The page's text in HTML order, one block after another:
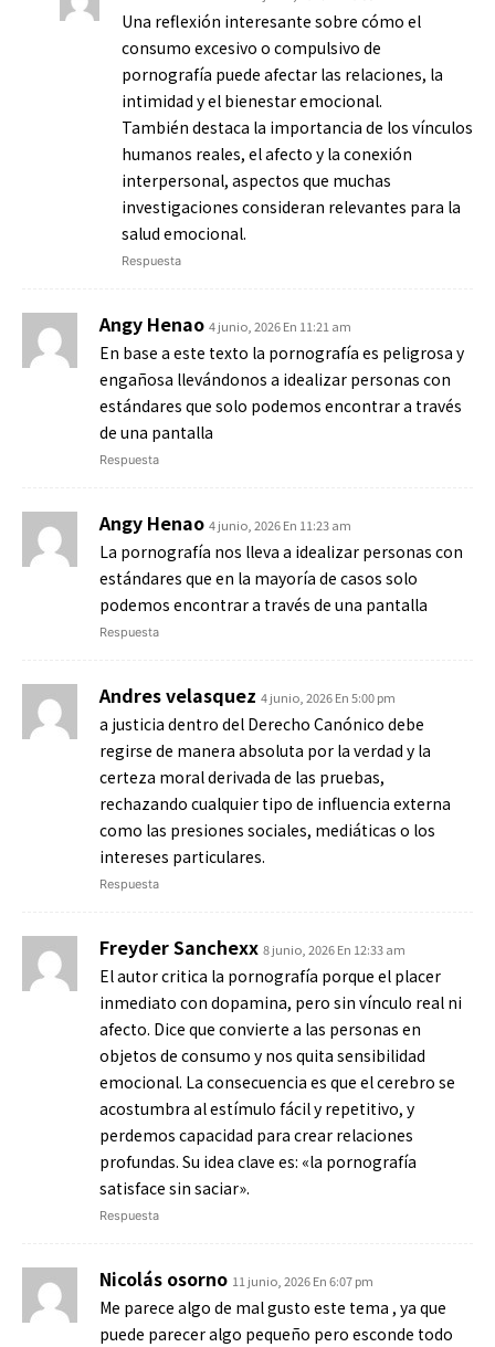
Una reflexión interesante sobre cómo el
consumo excesivo o compulsivo de
pornografía puede afectar las relaciones, la
intimidad y el bienestar emocional.
También destaca la importancia de los vínculos
humanos reales, el afecto y la conexión
interpersonal, aspectos que muchas
investigaciones consideran relevantes para la
salud emocional.
Respuesta
Angy Henao 4 junio, 2026 En 11:21 am
En base a este texto la pornografía es peligrosa y
engañosa llevándonos a idealizar personas con
estándares que solo podemos encontrar a través
de una pantalla
Respuesta
Angy Henao 4 junio, 2026 En 11:23 am
La pornografía nos lleva a idealizar personas con
estándares que en la mayoría de casos solo
podemos encontrar a través de una pantalla
Respuesta
Andres velasquez 4 junio, 2026 En 5:00 pm
a justicia dentro del Derecho Canónico debe
regirse de manera absoluta por la verdad y la
certeza moral derivada de las pruebas,
rechazando cualquier tipo de influencia externa
como las presiones sociales, mediáticas o los
intereses particulares.
Respuesta
Freyder Sanchexx 8 junio, 2026 En 12:33 am
El autor critica la pornografía porque el placer
inmediato con dopamina, pero sin vínculo real ni
afecto. Dice que convierte a las personas en
objetos de consumo y nos quita sensibilidad
emocional. La consecuencia es que el cerebro se
acostumbra al estímulo fácil y repetitivo, y
perdemos capacidad para crear relaciones
profundas. Su idea clave es: «la pornografía
satisface sin saciar».
Respuesta
Nicolás osorno 11 junio, 2026 En 6:07 pm
Me parece algo de mal gusto este tema , ya que
puede parecer algo pequeño pero esconde todo